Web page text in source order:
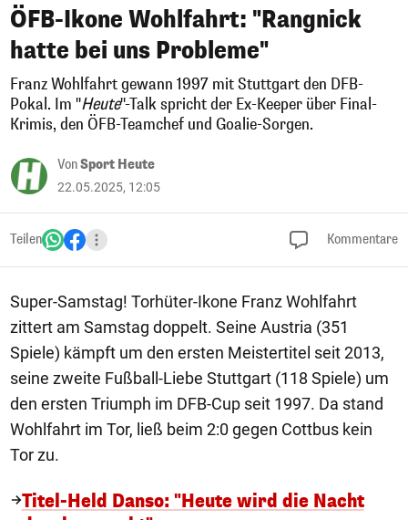
ÖFB-Ikone Wohlfahrt: "Rangnick
hatte bei uns Probleme"
Franz Wohlfahrt gewann 1997 mit Stuttgart den DFB-
Pokal. Im "Heute"-Talk spricht der Ex-Keeper über Final-
Krimis, den ÖFB-Teamchef und Goalie-Sorgen.
VonSport Heute
22.05.2025, 12:05
Teilen Kommentare
Super-Samstag! Torhüter-Ikone Franz Wohlfahrt
zittert am Samstag doppelt. Seine Austria (351
Spiele) kämpft um den ersten Meistertitel seit 2013,
seine zweite Fußball-Liebe Stuttgart (118 Spiele) um
den ersten Triumph im DFB-Cup seit 1997. Da stand
Wohlfahrt im Tor, ließ beim 2:0 gegen Cottbus kein
Tor zu.
Titel-Held Danso: "Heute wird die Nacht